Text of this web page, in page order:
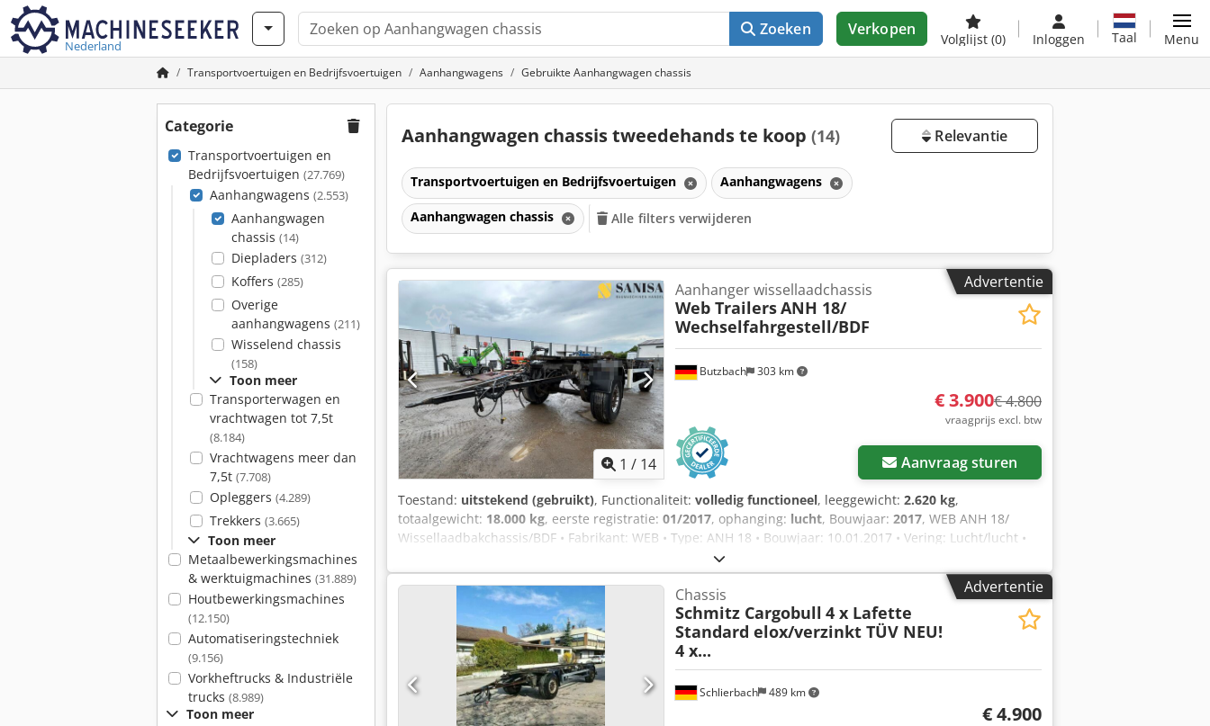
Nederland
Zoeken Verkopen
Volglijst (0) Inloggen Taal Menu
Transportvoertuigen en Bedrijfsvoertuigen Aanhangwagens Gebruikte Aanhangwagen chassis
Categorie
Transportvoertuigen en
Bedrijfsvoertuigen (27.769)
Aanhangwagens (2.553)
Aanhangwagen
chassis (14)
Diepladers (312)
Koffers (285)
Overige
aanhangwagens (211)
Wisselend chassis
(158)
Toon meer
Transporterwagen en
vrachtwagen tot 7,5t
(8.184)
Vrachtwagens meer dan
7,5t (7.708)
Opleggers (4.289)
Trekkers (3.665)
Toon meer
Metaalbewerkingsmachines
& werktuigmachines (31.889)
Houtbewerkingsmachines
(12.150)
Automatiseringstechniek
(9.156)
Vorkheftrucks & Industriële
trucks (8.989)
Toon meer
Aanhangwagen chassis tweedehands te koop (14) Relevantie
Transportvoertuigen en Bedrijfsvoertuigen Aanhangwagens
Aanhangwagen chassis Alle filters verwijderen
Advertentie
1 / 14
Butzbach 303 km
Aanhanger wissellaadchassis
Web TrailersANH 18/
Wechselfahrgestell/BDF
€ 3.900€ 4.800
vraagprijs excl. btw
Aanvraag sturen
Toestand: uitstekend (gebruikt), Functionaliteit: volledig functioneel, leeggewicht: 2.620 kg,
totaalgewicht: 18.000 kg, eerste registratie: 01/2017, ophanging: lucht, Bouwjaar: 2017, WEB ANH 18/
Wissellaadbakchassis/BDF • Fabrikant: WEB • Type: ANH 18 • Bouwjaar: 10.01.2017 • Vering: Lucht/lucht •
Leeggewicht: 2620 kg • Laadvermogen: 15380 kg Cedpezdt Exjfx Apcorf • Toegest. totaalgewicht: 18000 kg •
5,95 meter container • 40 mm trekoog • APK tot: 08.2026 • Duitse machine • Direct inzetbaar • Dit aanbod is
vrijblijvend en niet bindend. - Tussentijdse verkoop voorbehouden, - Fouten en/of typefouten niet
uitgesloten. - Verkoop volgens onze algemene voorwaarden.
Advertentie
Schlierbach 489 km
Chassis
Schmitz Cargobull 4 x Lafette
Standard elox/verzinkt TÜV NEU!
4 x...
€ 4.900